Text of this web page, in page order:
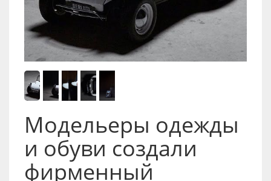
Модельеры одежды
и обуви создали
фирменный